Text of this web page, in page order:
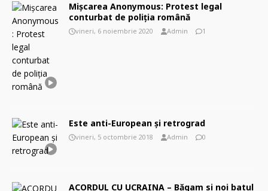
Mişcarea Anonymous: Protest legal
conturbat de poliția română
vineri, 6 noiembrie 2020 Admin 1
Este anti-European şi retrograd
vineri, 5 octombrie 2018 Admin 0
ACORDUL CU UCRAINA – Băgam si noi batul